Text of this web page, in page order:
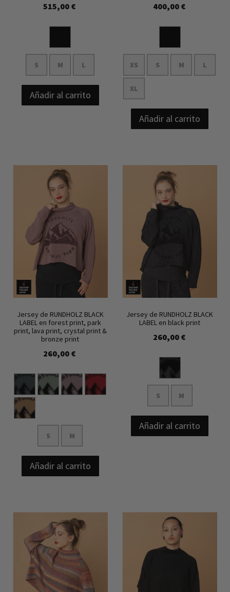
515,00 €
S M L
Añadir al carrito
400,00 €
XS S M L
XL
Añadir al carrito
Jersey de RUNDHOLZ BLACK
LABEL en forest print, park
print, lava print, crystal print &
bronze print
260,00 €
S M
Añadir al carrito
Jersey de RUNDHOLZ BLACK
LABEL en black print
260,00 €
S M
Añadir al carrito